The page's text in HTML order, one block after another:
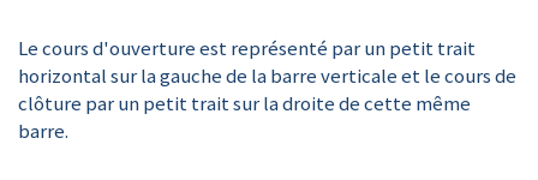
Le cours d'ouverture est représenté par un petit trait
horizontal sur la gauche de la barre verticale et le cours de
clôture par un petit trait sur la droite de cette même
barre.